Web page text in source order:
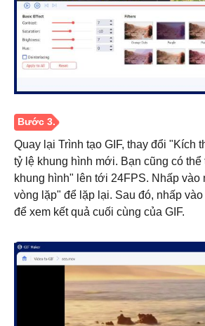
Bước 2.
Quay lại Trình tạo GIF, thay đổi "Kích
tỷ lệ khung hình mới. Bạn cũng có thể
khung hình" lên tới 24FPS. Nhấp vào
vòng lặp" để lặp lại. Sau đó, nhấp
để xem kết quả cuối cùng của GIF.